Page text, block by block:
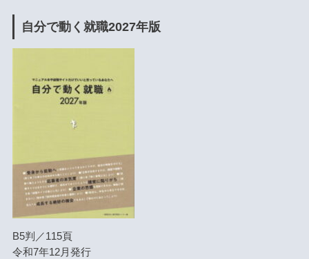
自分で動く就職2027年版
B5判／115頁
令和7年12月発行